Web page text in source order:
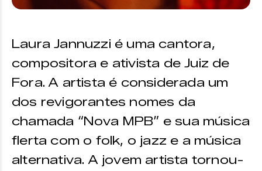
Laura Jannuzzi é uma cantora,
compositora e ativista de Juiz de
Fora. A artista é considerada um
dos revigorantes nomes da
chamada “Nova MPB” e sua música
flerta com o folk, o jazz e a música
alternativa. A jovem artista tornou-